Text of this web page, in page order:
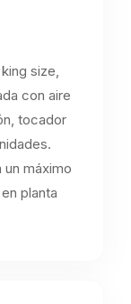
size,
con aire
tocador
un máximo
planta